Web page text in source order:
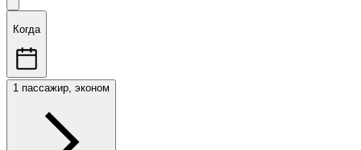
Когда
1 пассажир, эконом